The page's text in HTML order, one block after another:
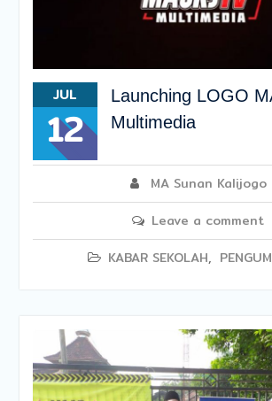
JUL
12
Launching LOGO
Multimedia
MA Sunan Kalijogo
Leave a comment
KABAR SEKOLAH,